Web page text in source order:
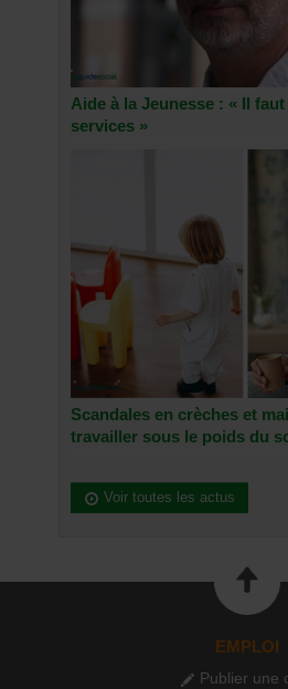
Aide à la Jeunesse : « Il
services »
Scandales en crèches et
travailler sous le poids du
Voir toutes les actus
EMPLOI
Publier une